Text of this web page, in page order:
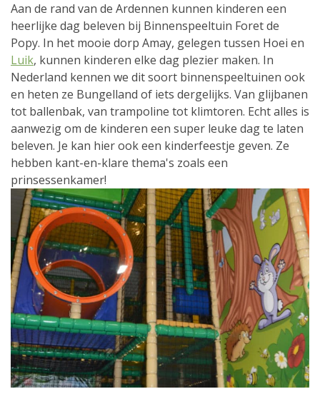
Aan de rand van de Ardennen kunnen kinderen een
heerlijke dag beleven bij Binnenspeeltuin Foret de
Popy. In het mooie dorp Amay, gelegen tussen Hoei en
Luik, kunnen kinderen elke dag plezier maken. In
Nederland kennen we dit soort binnenspeeltuinen ook
en heten ze Bungelland of iets dergelijks. Van glijbanen
tot ballenbak, van trampoline tot klimtoren. Echt alles is
aanwezig om de kinderen een super leuke dag te laten
beleven. Je kan hier ook een kinderfeestje geven. Ze
hebben kant-en-klare thema's zoals een
prinsessenkamer!